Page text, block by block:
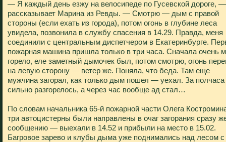
— Я каждый день езжу на велосипеде по Гусевской дороге, —
рассказывает Марина из Ревды. — Смотрю — дым с правой
стороны (если ехать из города), потом огонь в глубине леса
увидела, позвонила в службу спасения в 14.29. Правда, меня
соединили с центральным диспетчером в Екатеринбурге.
пожарная машина пришла только в три часа. Сначала очень
горело, еле заметный дымочек был, потом смотрю, огонь
на левую сторону — ветер же. Поняла, что беда. Там еще
мужчина загорал, как только дым пошел — уехал. За полчаса
сильно разгорелось, а через час вообще ад стал…
По словам начальника 65-й пожарной части Олега
три автоцистерны были направлены в очаг загорания сразу
сообщению — выехали в 14.52 и прибыли на место в 15.02.
Багровое зарево и клубы дыма уже поднимались над лесом с